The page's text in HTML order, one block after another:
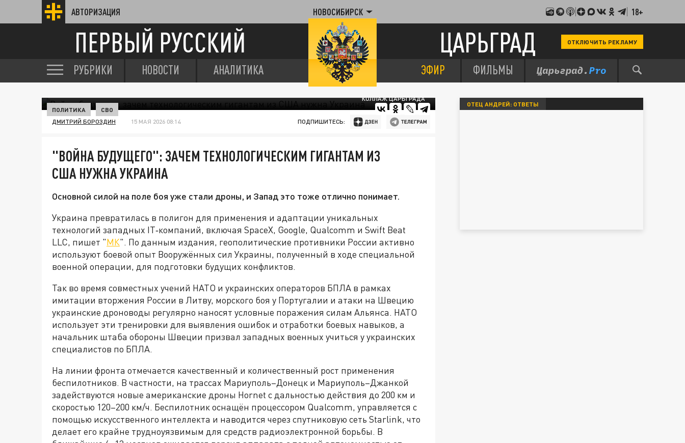
АВТОРИЗАЦИЯ НОВОСИБИРСК 18+
ПЕРВЫЙ РУССКИЙ ЦАРЬГРАД ОТКЛЮЧИТЬ РЕКЛАМУ
РУБРИКИ НОВОСТИ АНАЛИТИКА ЭФИР ФИЛЬМЫ
КОЛЛАЖ ЦАРЬГРАДА
ПОЛИТИКА СВО
ДМИТРИЙ БОРОЗДИН 15 МАЯ 2026 08:14 ПОДПИШИТЕСЬ:
"ВОЙНА БУДУЩЕГО": ЗАЧЕМ ТЕХНОЛОГИЧЕСКИМ ГИГАНТАМ ИЗ
США НУЖНА УКРАИНА
Основной силой на поле боя уже стали дроны, и Запад это тоже отлично понимает.
Украина превратилась в полигон для применения и адаптации уникальных
технологий западных IT‑компаний, включая SpaceX, Google, Qualcomm и Swift Beat
LLC, пишет "МК". По данным издания, геополитические противники России активно
используют боевой опыт Вооружённых сил Украины, полученный в ходе специальной
военной операции, для подготовки будущих конфликтов.
Так во время совместных учений НАТО и украинских операторов БПЛА в рамках
имитации вторжения России в Литву, морского боя у Португалии и атаки на Швецию
украинские дроноводы регулярно наносят условные поражения силам Альянса. НАТО
использует эти тренировки для выявления ошибок и отработки боевых навыков, а
начальник штаба обороны Швеции призвал западных военных учиться у украинских
специалистов по БПЛА.
На линии фронта отмечается качественный и количественный рост применения
беспилотников. В частности, на трассах Мариуполь–Донецк и Мариуполь–Джанкой
задействуются новые американские дроны Hornet с дальностью действия до 200 км и
скоростью 120–200 км/ч. Беспилотник оснащён процессором Qualcomm, управляется с
помощью искусственного интеллекта и наводится через спутниковую сеть Starlink, что
делает его крайне трудноуязвимым для средств радиоэлектронной борьбы. В
ОТЕЦ АНДРЕЙ: ОТВЕТЫ